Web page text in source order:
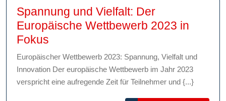
Spannung und Vielfalt: Der
Europäische Wettbewerb 2023 in
Fokus
und
Vielfalt:
Der
Europäischer Wettbewerb 2023: Spannung, Vielfalt und
Innovation Der europäische Wettbewerb im Jahr 2023
verspricht eine aufregende Zeit für Teilnehmer und {...}